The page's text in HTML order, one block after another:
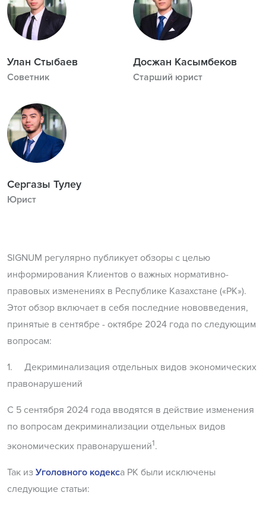
Улан Стыбаев
Советник
Досжан Касымбеков
Старший юрист
Сергазы Тулеу
Юрист
SIGNUM регулярно публикует обзоры с целью
информирования Клиентов о важных нормативно-
правовых изменениях в Республике Казахстане («РК»).
Этот обзор включает в себя последние нововведения,
принятые в сентябре - октябре 2024 года по следующим
вопросам:
1. Декриминализация отдельных видов экономических
правонарушений
С 5 сентября 2024 года вводятся в действие изменения
по вопросам декриминализации отдельных видов
экономических правонарушений1.
Так из Уголовного кодекса РК были исключены
следующие статьи: